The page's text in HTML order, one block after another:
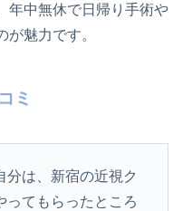
年中無休で日帰り手術や
魅力です。
ミ
分は、新宿の近視ク
ってもらったところ